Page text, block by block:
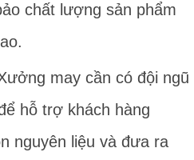
chất lượng sản phẩm
may cần có đội ngũ
hỗ trợ khách hàng
nguyên liệu và đưa ra